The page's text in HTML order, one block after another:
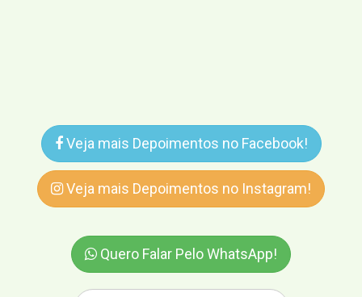
Veja mais Depoimentos no Facebook!
Veja mais Depoimentos no Instagram!
Quero Falar Pelo WhatsApp!